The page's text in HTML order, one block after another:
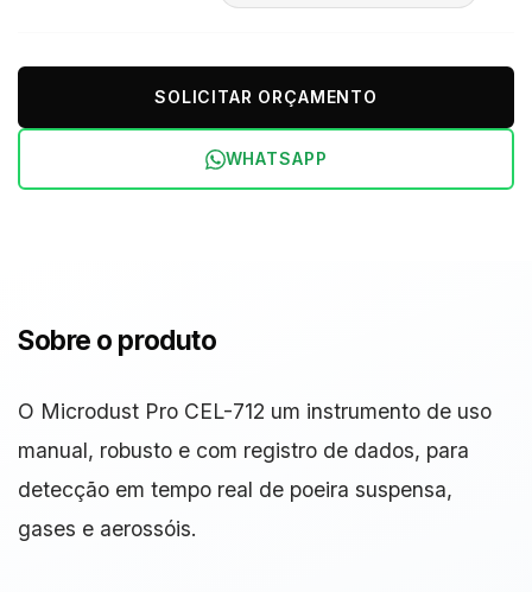
SOLICITAR ORÇAMENTO
WHATSAPP
Sobre o produto
O Microdust Pro CEL-712 um instrumento de uso
manual, robusto e com registro de dados, para
detecção em tempo real de poeira suspensa,
gases e aerossóis.